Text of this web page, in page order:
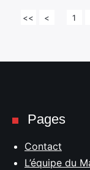
<< < 1
Pages
Contact
L’équipe du